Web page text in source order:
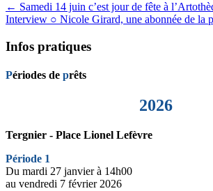
← Samedi 14 juin c’est jour de fête à
Interview ○ Nicole Girard, une abonnée de la
Infos pratiques
Périodes de prêts
2026
Tergnier - Place Lionel Lefèvre
Période 1
Du mardi 27 janvier à 14h00
au vendredi 7 février 2026